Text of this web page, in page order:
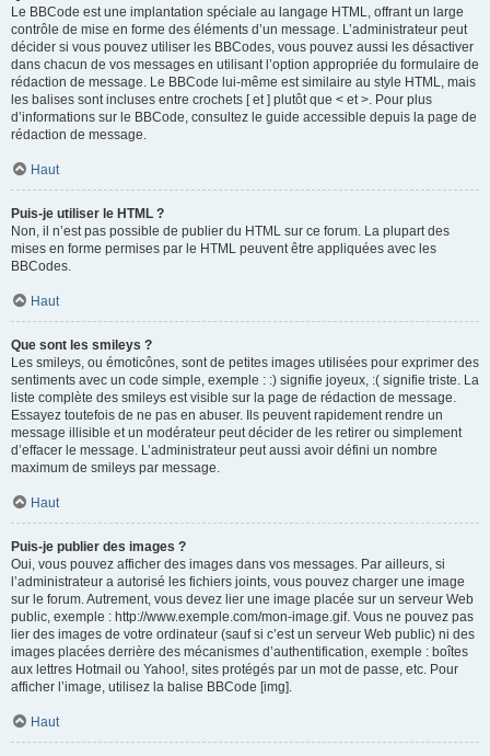
Le BBCode est une implantation spéciale au langage HTML, offrant un large
contrôle de mise en forme des éléments d’un message. L’administrateur peut
décider si vous pouvez utiliser les BBCodes, vous pouvez aussi les désactiver
dans chacun de vos messages en utilisant l’option appropriée du formulaire de
rédaction de message. Le BBCode lui-même est similaire au style HTML, mais
les balises sont incluses entre crochets [ et ] plutôt que < et >. Pour plus
d’informations sur le BBCode, consultez le guide accessible depuis la page de
rédaction de message.
Haut
Puis-je utiliser le HTML ?
Non, il n’est pas possible de publier du HTML sur ce forum. La plupart des
mises en forme permises par le HTML peuvent être appliquées avec les
BBCodes.
Haut
Que sont les smileys ?
Les smileys, ou émoticônes, sont de petites images utilisées pour exprimer des
sentiments avec un code simple, exemple : :) signifie joyeux, :( signifie triste. La
liste complète des smileys est visible sur la page de rédaction de message.
Essayez toutefois de ne pas en abuser. Ils peuvent rapidement rendre un
message illisible et un modérateur peut décider de les retirer ou simplement
d’effacer le message. L’administrateur peut aussi avoir défini un nombre
maximum de smileys par message.
Haut
Puis-je publier des images ?
Oui, vous pouvez afficher des images dans vos messages. Par ailleurs, si
l’administrateur a autorisé les fichiers joints, vous pouvez charger une image
sur le forum. Autrement, vous devez lier une image placée sur un serveur Web
public, exemple : http://www.exemple.com/mon-image.gif. Vous ne pouvez pas
lier des images de votre ordinateur (sauf si c’est un serveur Web public) ni des
images placées derrière des mécanismes d’authentification, exemple : boîtes
aux lettres Hotmail ou Yahoo!, sites protégés par un mot de passe, etc. Pour
afficher l’image, utilisez la balise BBCode [img].
Haut